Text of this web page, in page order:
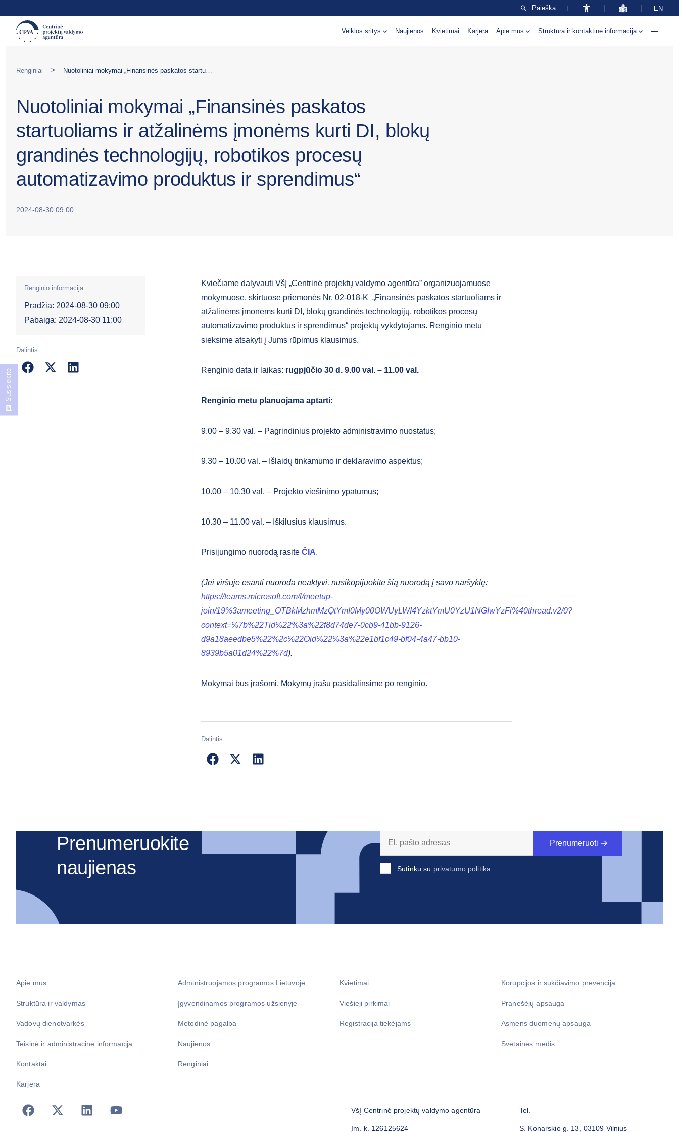
Paieška EN
Veiklos sritys Naujienos Kvietimai Karjera Apie mus Struktūra ir kontaktinė informacija
Renginiai >
Nuotoliniai mokymai „Finansinės paskatos
startuoliams ir atžalinėms įmonėms kurti DI, blokų
grandinės technologijų, robotikos procesų
automatizavimo produktus ir sprendimus“
2024-08-30 09:00
Renginio informacija
Pradžia: 2024-08-30 09:00
Pabaiga: 2024-08-30 11:00
Dalintis
Kviečiame dalyvauti VšĮ „Centrinė projektų valdymo agentūra” organizuojamuose
mokymuose, skirtuose priemonės Nr. 02-018-K „Finansinės paskatos startuoliams ir
atžalinėms įmonėms kurti DI, blokų grandinės technologijų, robotikos procesų
automatizavimo produktus ir sprendimus“ projektų vykdytojams. Renginio metu
sieksime atsakyti į Jums rūpimus klausimus.
Renginio data ir laikas: rugpjūčio 30 d. 9.00 val. – 11.00 val.
Renginio metu planuojama aptarti:
9.00 – 9.30 val. – Pagrindinius projekto administravimo nuostatus;
9.30 – 10.00 val. – Išlaidų tinkamumo ir deklaravimo aspektus;
10.00 – 10.30 val. – Projekto viešinimo ypatumus;
10.30 – 11.00 val. – Iškilusius klausimus.
Prisijungimo nuorodą rasite ČIA.
(Jei viršuje esanti nuoroda neaktyvi, nusikopijuokite šią nuorodą į savo naršyklę:
https://teams.microsoft.com/l/meetup-
join/19%3ameeting_OTBkMzhmMzQtYmI0My00OWUyLWI4YzktYmU0YzU1NGIwYzFi%40thread.v2/0?
context=%7b%22Tid%22%3a%22f8d74de7-0cb9-41bb-9126-
d9a18aeedbe5%22%2c%22Oid%22%3a%22e1bf1c49-bf04-4a47-bb10-
8939b5a01d24%22%7d).
Mokymai bus įrašomi. Mokymų įrašu pasidalinsime po renginio.
Dalintis
Prenumeruokite
naujienas
Sutinku su privatumo politika
Prenumeruoti
Apie mus
Struktūra ir valdymas
Vadovų dienotvarkės
Teisinė ir administracinė informacija
Kontaktai
Karjera
Administruojamos programos Lietuvoje
Įgyvendinamos programos užsienyje
Metodinė pagalba
Naujienos
Renginiai
Kvietimai
Viešieji pirkimai
Registracija tiekėjams
Korupcijos ir sukčiavimo prevencija
Pranešėjų apsauga
Asmens duomenų apsauga
Svetainės medis
VšĮ Centrinė projektų valdymo agentūra
Įm. k. 126125624
Tel.
S. Konarskio g. 13, 03109 Vilnius
Susisiekite